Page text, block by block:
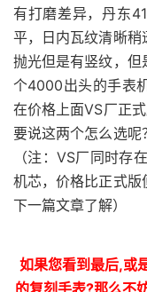
有打磨差异，丹东
平，日内瓦纹清晰
抛光但是有竖纹，
个4000出头的手表
在价格上面VS厂正
要说这两个怎么选呢
（注：VS厂同时存
机芯，价格比正式
下一篇文章了解）
如果您看到最后,或
的复刻手表?那么不